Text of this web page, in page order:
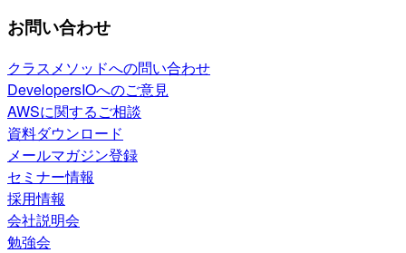
お問い合わせ
クラスメソッドへの問い合わせ
DevelopersIOへのご意見
AWSに関するご相談
資料ダウンロード
メールマガジン登録
セミナー情報
採用情報
会社説明会
勉強会